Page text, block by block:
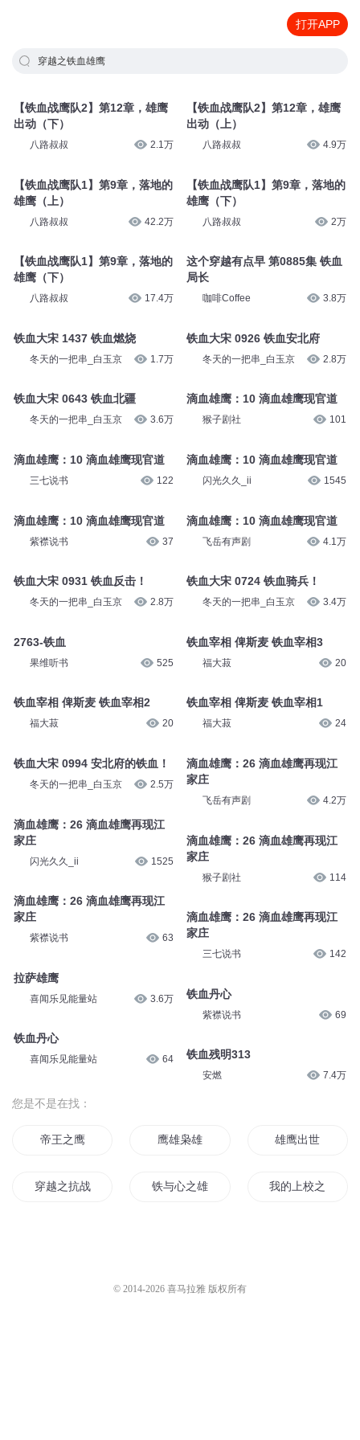
打开APP
穿越之铁血雄鹰
【铁血战鹰队2】第12章，雄鹰
出动（下）
八路叔叔 2.1万
【铁血战鹰队1】第9章，落地的
雄鹰（上）
八路叔叔 42.2万
【铁血战鹰队1】第9章，落地的
雄鹰（下）
八路叔叔 17.4万
铁血大宋 1437 铁血燃烧
冬天的一把串_白玉京 1.7万
铁血大宋 0643 铁血北疆
冬天的一把串_白玉京 3.6万
滴血雄鹰：10 滴血雄鹰现官道
三七说书 122
滴血雄鹰：10 滴血雄鹰现官道
紫襟说书 37
铁血大宋 0931 铁血反击！
冬天的一把串_白玉京 2.8万
2763-铁血
果维听书 525
铁血宰相 俾斯麦 铁血宰相2
福大菽 20
铁血大宋 0994 安北府的铁血！
冬天的一把串_白玉京 2.5万
滴血雄鹰：26 滴血雄鹰再现江
家庄
闪光久久_ii 1525
滴血雄鹰：26 滴血雄鹰再现江
家庄
紫襟说书 63
拉萨雄鹰
喜闻乐见能量站 3.6万
铁血丹心
喜闻乐见能量站 64
【铁血战鹰队2】第12章，雄鹰
出动（上）
八路叔叔 4.9万
【铁血战鹰队1】第9章，落地的
雄鹰（下）
八路叔叔 2万
这个穿越有点早 第0885集 铁血
局长
咖啡Coffee 3.8万
铁血大宋 0926 铁血安北府
冬天的一把串_白玉京 2.8万
滴血雄鹰：10 滴血雄鹰现官道
猴子剧社 101
滴血雄鹰：10 滴血雄鹰现官道
闪光久久_ii 1545
滴血雄鹰：10 滴血雄鹰现官道
飞岳有声剧 4.1万
铁血大宋 0724 铁血骑兵！
冬天的一把串_白玉京 3.4万
铁血宰相 俾斯麦 铁血宰相3
福大菽 20
铁血宰相 俾斯麦 铁血宰相1
福大菽 24
滴血雄鹰：26 滴血雄鹰再现江
家庄
飞岳有声剧 4.2万
滴血雄鹰：26 滴血雄鹰再现江
家庄
猴子剧社 114
滴血雄鹰：26 滴血雄鹰再现江
家庄
三七说书 142
铁血丹心
紫襟说书 69
铁血残明313
安燃 7.4万
您是不是在找：
帝王之鹰 鹰雄枭雄 雄鹰出世
穿越之抗战雄鹰 铁与心之雄歌 我的上校之钢铁
© 2014-2026 喜马拉雅 版权所有